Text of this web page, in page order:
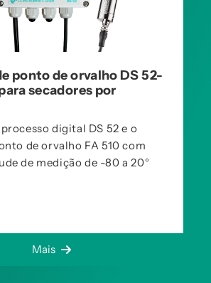
ponto de orvalho DS 52-
secadores por
digital DS 52 e o
de orvalho FA 510 com
de medição de -80 a 20°
Mais